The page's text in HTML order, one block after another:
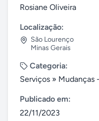
Rosiane Oliveira
Localização:
São Lourenço
Minas Gerais
Categoria:
Serviços » Mudanças
Publicado em:
22/11/2023